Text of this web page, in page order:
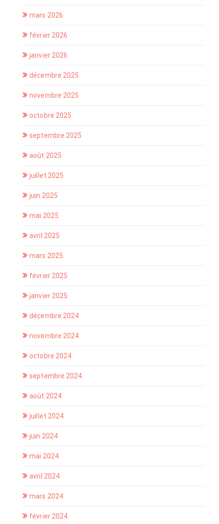
mars 2026
février 2026
janvier 2026
décembre 2025
novembre 2025
octobre 2025
septembre 2025
août 2025
juillet 2025
juin 2025
mai 2025
avril 2025
mars 2025
février 2025
janvier 2025
décembre 2024
novembre 2024
octobre 2024
septembre 2024
août 2024
juillet 2024
juin 2024
mai 2024
avril 2024
mars 2024
février 2024